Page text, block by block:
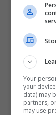
Your
your
data) may
partners,
may use